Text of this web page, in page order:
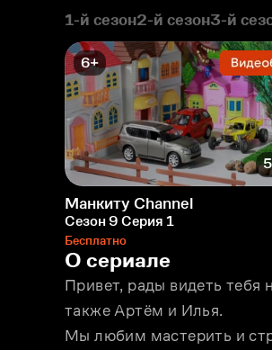
1-й сезон2-й сезон3-й
6+
Манкиту Сhannel
Сезон 9 Серия 1
Бесплатно
О сериале
Привет, рады видеть
также Артём и Илья.
Мы любим мастерить и